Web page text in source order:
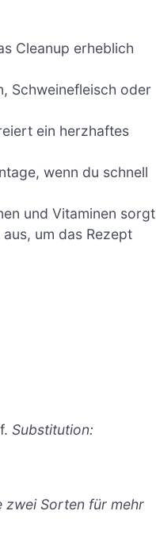
Cleanup erheblich
Schweinefleisch oder
ein herzhaftes
wenn du schnell
und Vitaminen sorgt
aus, um das Rezept
Substitution:
zwei Sorten für mehr